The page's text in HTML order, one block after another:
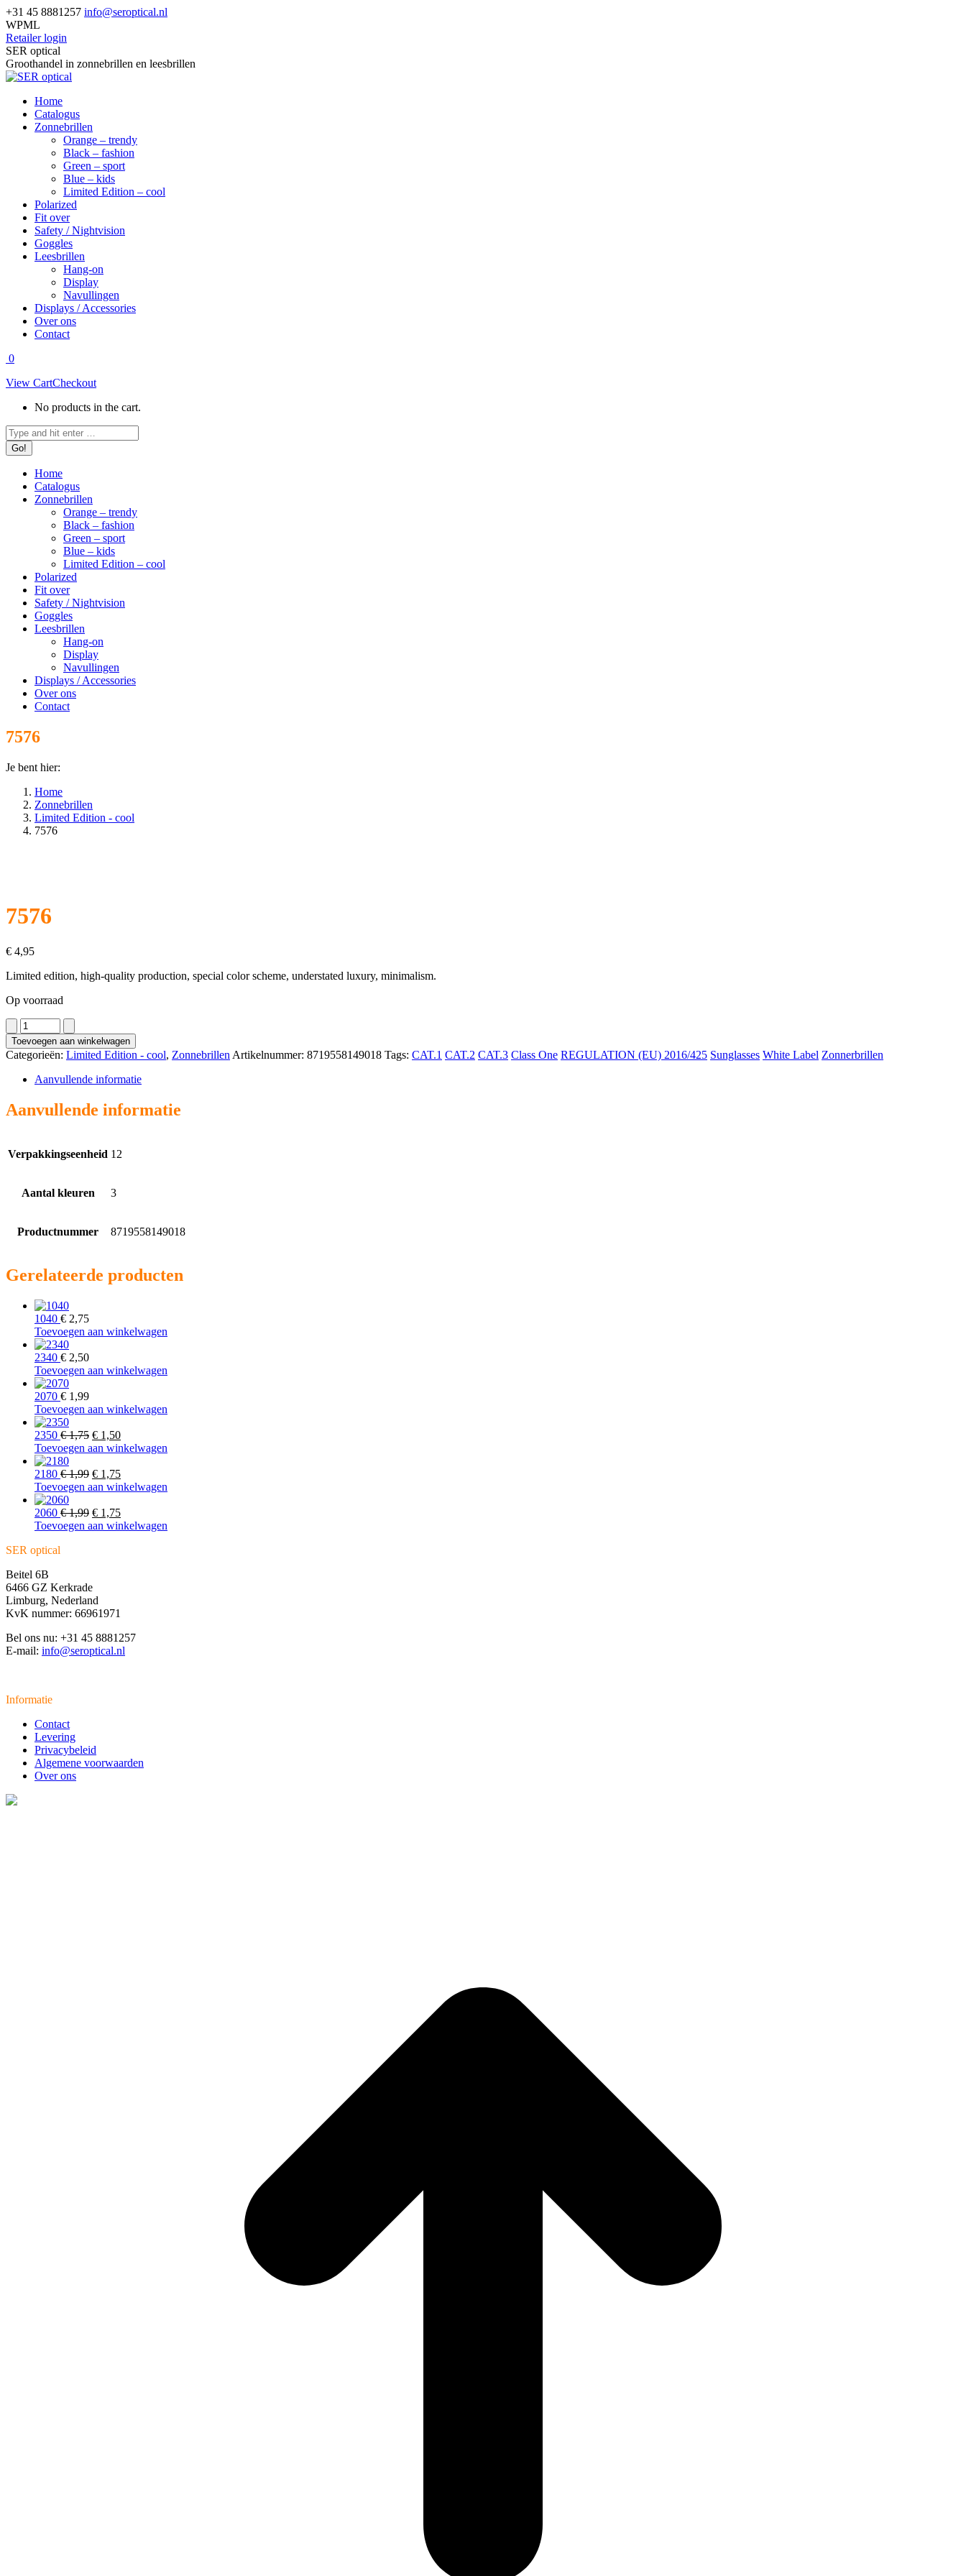
Skip
to
content
+31 45 8881257 info@seroptical.nl
WPML
Retailer login
Facebook
page
opens
new
window
SER optical
Groothandel in zonnebrillen en leesbrillen
Home
Catalogus
Zonnebrillen
Orange – trendy
Black – fashion
Green – sport
Blue – kids
Limited Edition – cool
Polarized
Fit over
Safety / Nightvision
Goggles
Leesbrillen
Hang-on
Display
Navullingen
Displays / Accessories
Over ons
Contact
0
View CartCheckout
No products in the cart.
Search:
Home
Catalogus
Zonnebrillen
Orange – trendy
Black – fashion
Green – sport
Blue – kids
Limited Edition – cool
Polarized
Fit over
Safety / Nightvision
Goggles
Leesbrillen
Hang-on
Display
Navullingen
Displays / Accessories
Over ons
Contact
7576
Je bent hier:
Home
Zonnebrillen
Limited Edition - cool
7576
7576
€ 4,95
Limited edition, high-quality production, special color scheme, understated luxury, minimalism.
Op voorraad
7576
aantal
Toevoegen aan winkelwagen
Categorieën: Limited Edition - cool, Zonnebrillen Artikelnummer: 8719558149018 Tags: CAT.1 CAT.2 CAT.3 Class One REGULATION (EU) 2016/425 Sunglasses White Label Zonnerbrillen
Aanvullende informatie
Aanvullende informatie
Verpakkingseenheid 12
Aantal kleuren 3
Productnummer 8719558149018
Gerelateerde producten
1040 € 2,75
Toevoegen aan winkelwagen
2340 € 2,50
Toevoegen aan winkelwagen
2070 € 1,99
Toevoegen aan winkelwagen
2350 €1,75 Oorspronkelijke
prijs
€ 1,75.
€ 1,50Huidige
prijs
€ 1,50.
Toevoegen aan winkelwagen
2180 €1,99 Oorspronkelijke
prijs
€ 1,99.
€ 1,75Huidige
prijs
€ 1,75.
Toevoegen aan winkelwagen
2060 €1,99 Oorspronkelijke
prijs
€ 1,75Huidige
prijs
Toevoegen aan winkelwagen
SER optical
Beitel 6B
6466 GZ Kerkrade
Limburg, Nederland
KvK nummer: 66961971
Bel ons nu: +31 45 8881257
E-mail: info@seroptical.nl
Informatie
Contact
Levering
Privacybeleid
Algemene voorwaarden
Over ons